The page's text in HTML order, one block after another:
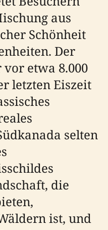
aus
Schönheit
Der
vor etwa 8.000
letzten Eiszeit
selten
die
ist, und